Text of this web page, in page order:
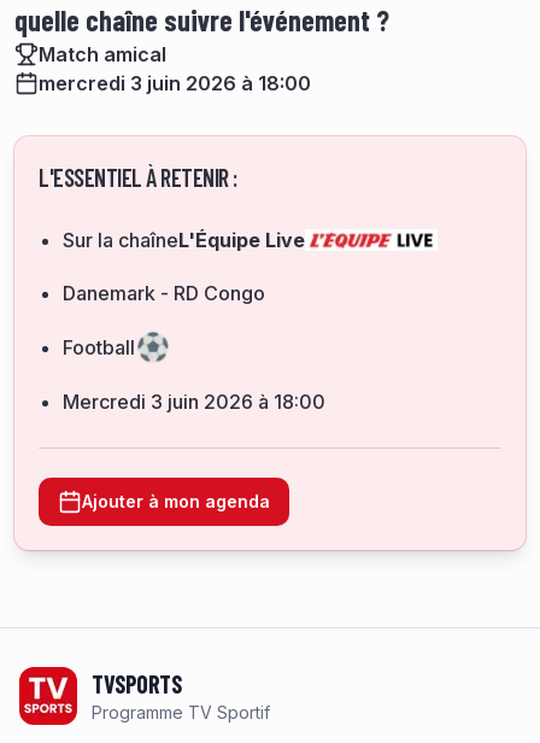
quelle chaîne suivre l'événement ?
Match amical
mercredi 3 juin 2026 à 18:00
L'ESSENTIEL À RETENIR :
Sur la chaîneL'Équipe Live
Danemark - RD Congo
Football
mercredi 3 juin 2026 à 18:00
Ajouter à mon agenda
TVSPORTS
Programme TV Sportif